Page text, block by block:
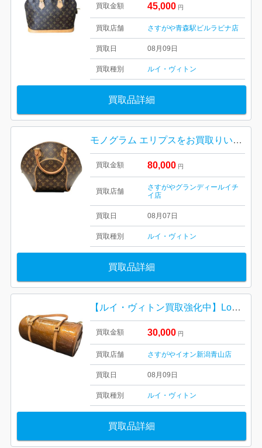
買取金額 45,000 円
買取店舗 さすがや青森駅ビルラビナ店
買取日 08月09日
買取種別 ルイ・ヴィトン
買取品詳細
モノグラム エリプスをお買取りいたしました！
買取金額 80,000 円
買取店舗
さすがやグランディールイチ
イ店
買取日 08月07日
買取種別 ルイ・ヴィトン
買取品詳細
【ルイ・ヴィトン買取強化中】Louis Vuitton ルイ・ヴィトン ヴェルニ サットン
買取金額 30,000 円
買取店舗 さすがやイオン新潟青山店
買取日 08月09日
買取種別 ルイ・ヴィトン
買取品詳細